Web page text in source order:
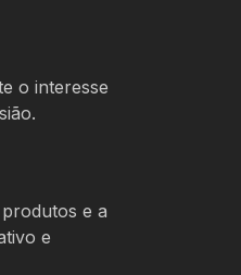
o interesse
e a
e